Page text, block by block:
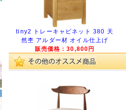
tiny2 トレーキャビネット 380 天
然杢 アルダー材 オイル仕上げ
販売価格：30,800円